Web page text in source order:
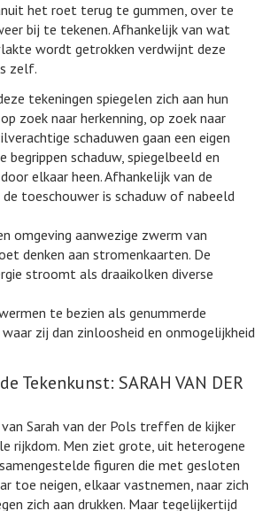
het roet terug te gummen, over te
bij te tekenen. Afhankelijk van wat
wordt getrokken verdwijnt deze
zelf.
tekeningen spiegelen zich aan hun
zoek naar herkenning, op zoek naar
schaduwen gaan een eigen
begrippen schaduw, spiegelbeeld en
elkaar heen. Afhankelijk van de
toeschouwer is schaduw of nabeeld
omgeving aanwezige zwerm van
denken aan stromenkaarten. De
stroomt als draaikolken diverse
te bezien als genummerde
zij dan zinloosheid en onmogelijkheid
Tekenkunst: SARAH VAN DER
Sarah van der Pols treffen de kijker
rijkdom. Men ziet grote, uit heterogene
figuren die met gesloten
toe neigen, elkaar vastnemen, naar zich
zich aan drukken. Maar tegelijkertijd